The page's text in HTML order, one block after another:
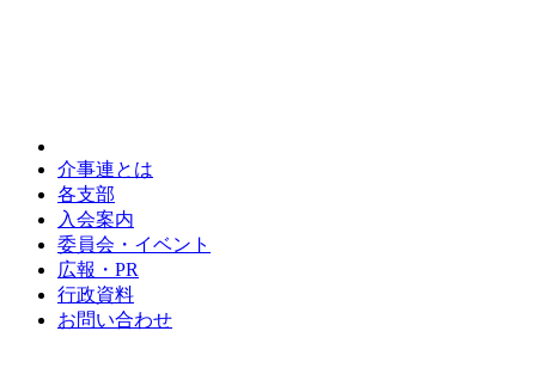
介事連とは
各支部
入会案内
委員会・イベント
広報・PR
行政資料
お問い合わせ